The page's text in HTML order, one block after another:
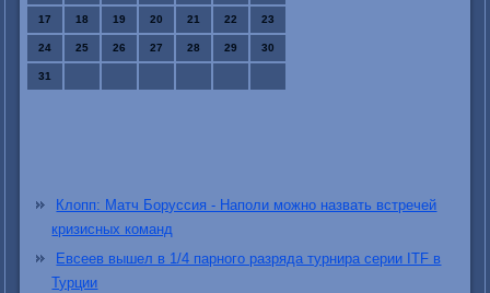
17 18 19 20 21 22 23
24 25 26 27 28 29 30
31
Клопп: Матч Боруссия - Наполи можно назвать встречей
кризисных команд
Евсеев вышел в 1/4 парного разряда турнира серии ITF в
Турции